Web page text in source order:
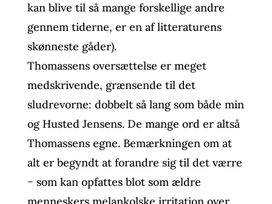
kan blive til så mange forskellige andre
gennem tiderne, er en af litteraturens
skønneste gåder).
Thomassens oversættelse er meget
medskrivende, grænsende til det
sludrevorne: dobbelt så lang som både min
og Husted Jensens. De mange ord er altså
Thomassens egne. Bemærkningen om at
alt er begyndt at forandre sig til det værre
− som kan opfattes blot som ældre